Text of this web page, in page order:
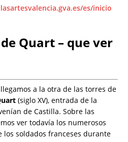
es/inicio
Quart – que ver
a la otra de las torres de
(siglo XV), entrada de la
de Castilla. Sobre las
ver todavía los numerosos
los soldados franceses durante